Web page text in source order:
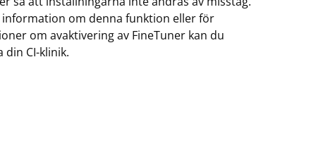
om denna funktion eller för
om avaktivering av FineTuner kan du
din CI-klinik.